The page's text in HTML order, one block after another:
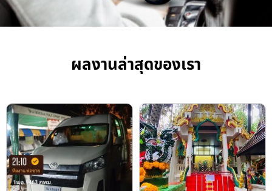
ผลงานล่าสุดของเรา